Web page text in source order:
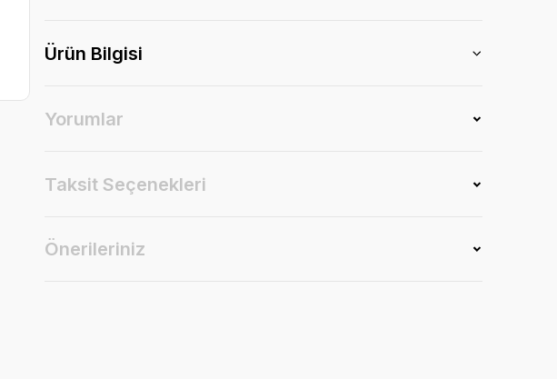
Ürün Bilgisi
Yorumlar
Taksit Seçenekleri
Önerileriniz